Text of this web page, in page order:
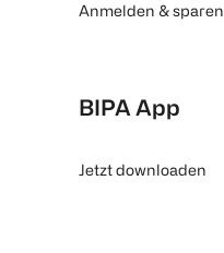
Anmelden & sparen
BIPA App
Jetzt downloaden